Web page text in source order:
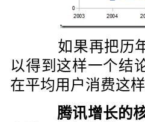
如果再把历年
以得到这样一个结
在平均用户消费这
腾讯增长的